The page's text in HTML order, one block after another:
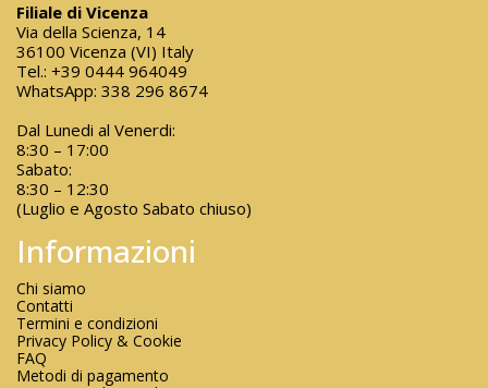
Filiale di Vicenza
Via della Scienza, 14
36100 Vicenza (VI) Italy
Tel.: +39 0444 964049
WhatsApp: 338 296 8674
Dal Lunedi al Venerdi:
8:30 – 17:00
Sabato:
8:30 – 12:30
(Luglio e Agosto Sabato chiuso)
Informazioni
Chi siamo
Contatti
Termini e condizioni
Privacy Policy & Cookie
FAQ
Metodi di pagamento